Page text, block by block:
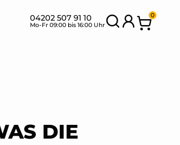
04202 507 91 10
Mo-Fr 09:00 bis 16:00 Uhr
0
DIE